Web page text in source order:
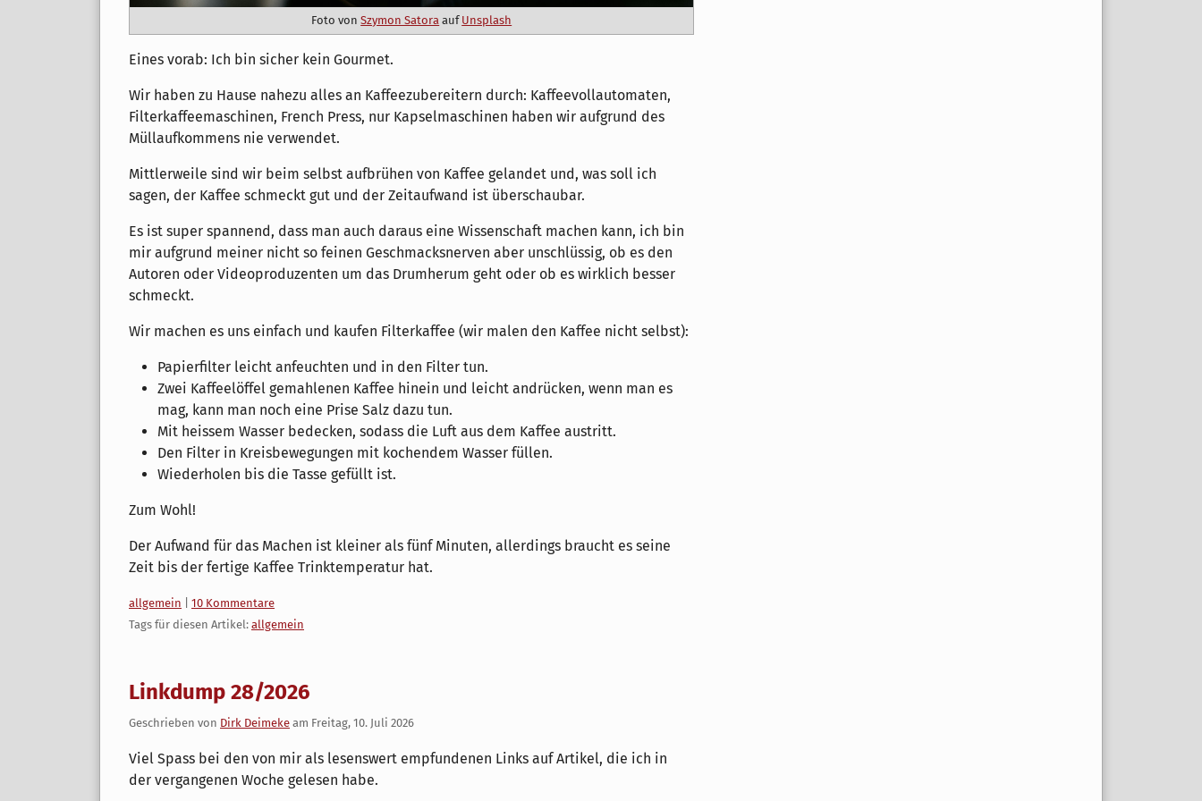
Foto vonSzymon Satora auf Unsplash
Eines vorab: Ich bin sicher kein Gourmet.
Wir haben zu Hause nahezu alles an Kaffeezubereitern durch: Kaffeevollautomaten,
Filterkaffeemaschinen, French Press, nur Kapselmaschinen haben wir aufgrund des
Müllaufkommens nie verwendet.
Mittlerweile sind wir beim selbst aufbrühen von Kaffee gelandet und, was soll ich
sagen, der Kaffee schmeckt gut und der Zeitaufwand ist überschaubar.
Es ist super spannend, dass man auch daraus eine Wissenschaft machen kann, ich bin
mir aufgrund meiner nicht so feinen Geschmacksnerven aber unschlüssig, ob es den
Autoren oder Videoproduzenten um das Drumherum geht oder ob es wirklich besser
schmeckt.
Wir machen es uns einfach und kaufen Filterkaffee (wir malen den Kaffee nicht selbst):
Papierfilter leicht anfeuchten und in den Filter tun.
Zwei Kaffeelöffel gemahlenen Kaffee hinein und leicht andrücken, wenn man es
mag, kann man noch eine Prise Salz dazu tun.
Mit heissem Wasser bedecken, sodass die Luft aus dem Kaffee austritt.
Den Filter in Kreisbewegungen mit kochendem Wasser füllen.
Wiederholen bis die Tasse gefüllt ist.
Zum Wohl!
Der Aufwand für das Machen ist kleiner als fünf Minuten, allerdings braucht es seine
Zeit bis der fertige Kaffee Trinktemperatur hat.
Kategorien:
allgemein
10 Kommentare
Tags für diesen Artikel: allgemein
Linkdump 28/2026
Geschrieben von Dirk Deimeke am Freitag, 10. Juli 2026
Viel Spass bei den von mir als lesenswert empfundenen Links auf Artikel, die ich in
der vergangenen Woche gelesen habe.